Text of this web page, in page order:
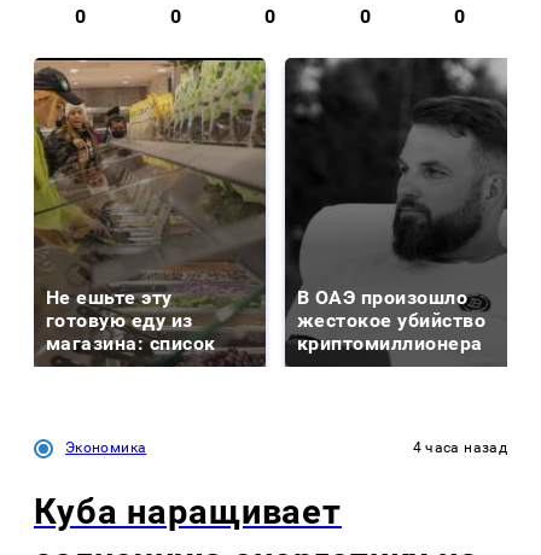
0 0 0 0 0
Не ешьте эту
готовую еду из
магазина: список
В ОАЭ произошло
жестокое убийство
криптомиллионера
Экономика 4 часа назад
Куба наращивает